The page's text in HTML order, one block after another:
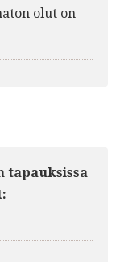
olut on
tapauksissa